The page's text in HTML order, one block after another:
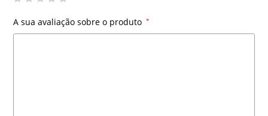
A sua avaliação sobre o produto *